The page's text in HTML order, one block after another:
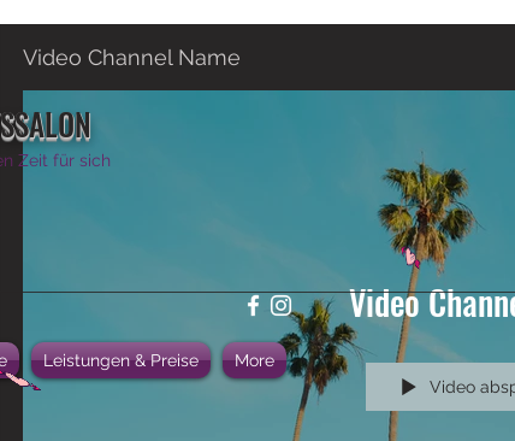
Zeit für sich
Leistungen & Preise More
Video Channel Name
Video
Video